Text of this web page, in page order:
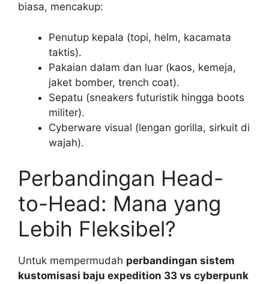
biasa, mencakup:
Penutup kepala (topi, helm, kacamata
taktis).
Pakaian dalam dan luar (kaos, kemeja,
jaket bomber, trench coat).
Sepatu (sneakers futuristik hingga boots
militer).
Cyberware visual (lengan gorilla, sirkuit di
wajah).
Perbandingan Head-
to-Head: Mana yang
Lebih Fleksibel?
Untuk mempermudah perbandingan sistem
kustomisasi baju expedition 33 vs cyberpunk